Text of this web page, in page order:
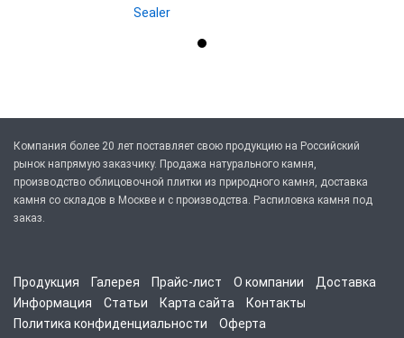
Sealer
Компания более 20 лет поставляет свою продукцию на Российский
рынок напрямую заказчику. Продажа натурального камня,
производство облицовочной плитки из природного камня, доставка
камня со складов в Москве и с производства. Распиловка камня под
заказ.
Продукция Галерея Прайс-лист О компании
Доставка
Информация
Статьи Карта сайта
Контакты
Политика конфиденциальности
Оферта